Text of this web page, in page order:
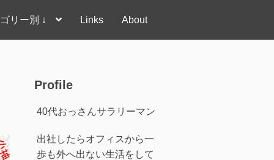
リー別 ↓ Links About
Profile
40代おっさんサラリーマン
出社したらオフィスから一
歩も外へ出ない生活をして